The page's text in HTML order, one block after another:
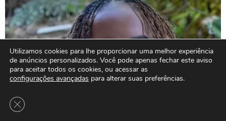
Utilizamos cookies para lhe proporcionar uma melhor experiência
de anúncios personalizados. Você pode apenas fechar este aviso
para aceitar todos os cookies, ou acessar as
configurações avançadas para alterar suas preferências.
Close GDPR Cookie Banner